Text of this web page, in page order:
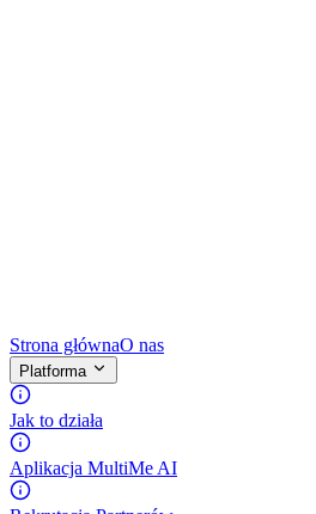
Strona głównaO nas
Platforma
Jak to działa
Aplikacja MultiMe AI